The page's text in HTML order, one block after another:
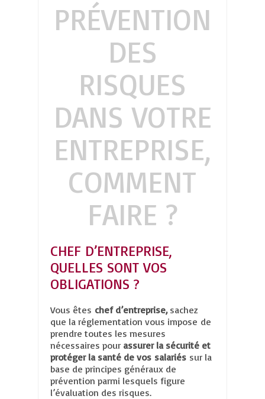
PRÉVENTION
DES
RISQUES
DANS VOTRE
ENTREPRISE,
COMMENT
FAIRE ?
CHEF D’ENTREPRISE,
QUELLES SONT VOS
OBLIGATIONS ?
Vous êtes chef d’entreprise, sachez
que la réglementation vous impose de
prendre toutes les mesures
nécessaires pour assurer la sécurité et
protéger la santé de vos salariés sur la
base de principes généraux de
prévention parmi lesquels figure
l’évaluation des risques.